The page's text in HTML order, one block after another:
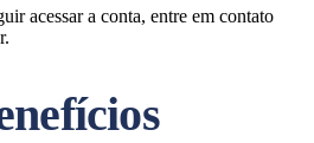
acessar a conta, entre em contato
.